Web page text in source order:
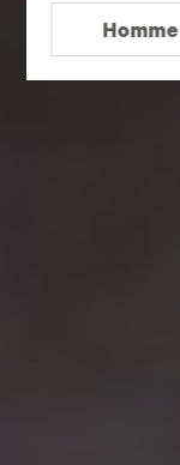
Homme